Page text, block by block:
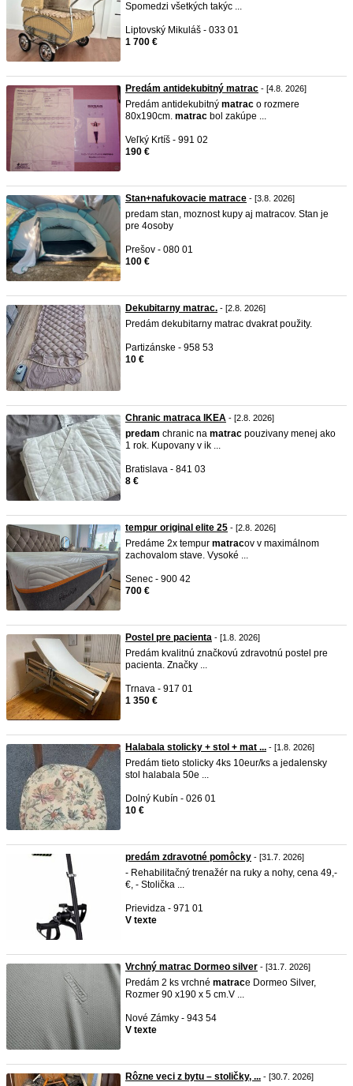
Spomedzi všetkých takýc ...
Liptovský Mikuláš - 033 01
1 700 €
Predám antidekubitný matrac - [4.8. 2026]
Predám antidekubitný matrac o rozmere
80x190cm. matrac bol zakúpe ...
Veľký Krtíš - 991 02
190 €
Stan+nafukovacie matrace - [3.8. 2026]
predam stan, moznost kupy aj matracov. Stan je
pre 4osoby
Prešov - 080 01
100 €
Dekubitarny matrac. - [2.8. 2026]
Predám dekubitarny matrac dvakrat použity.
Partizánske - 958 53
10 €
Chranic matraca IKEA - [2.8. 2026]
predam chranic na matrac pouzivany menej ako
1 rok. Kupovany v ik ...
Bratislava - 841 03
8 €
tempur original elite 25 - [2.8. 2026]
Predáme 2x tempur matracov v maximálnom
zachovalom stave. Vysoké ...
Senec - 900 42
700 €
Postel pre pacienta - [1.8. 2026]
Predám kvalitnú značkovú zdravotnú postel pre
pacienta. Značky ...
Trnava - 917 01
1 350 €
Halabala stolicky + stol + mat ... - [1.8. 2026]
Predám tieto stolicky 4ks 10eur/ks a jedalensky
stol halabala 50e ...
Dolný Kubín - 026 01
10 €
predám zdravotné pomôcky - [31.7. 2026]
- Rehabilitačný trenažér na ruky a nohy, cena 49,-
€, - Stolička ...
Prievidza - 971 01
V texte
Vrchný matrac Dormeo silver - [31.7. 2026]
Predám 2 ks vrchné matrace Dormeo Silver,
Rozmer 90 x190 x 5 cm.V ...
Nové Zámky - 943 54
V texte
Rôzne veci z bytu – stoličky, ... - [30.7. 2026]